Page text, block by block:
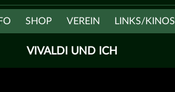
SHOP VEREIN LINKS/KINOS
VIVALDI UND ICH